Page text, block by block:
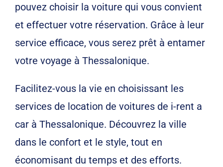
pouvez choisir la voiture qui vous convient
et effectuer votre réservation. Grâce à leur
service efficace, vous serez prêt à entamer
votre voyage à Thessalonique.
Facilitez-vous la vie en choisissant les
services de location de voitures de i-rent a
car à Thessalonique. Découvrez la ville
dans le confort et le style, tout en
économisant du temps et des efforts.